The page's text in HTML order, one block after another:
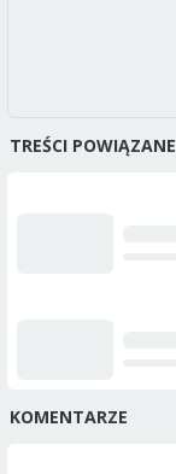
TREŚCI POWIĄZANE
KOMENTARZE